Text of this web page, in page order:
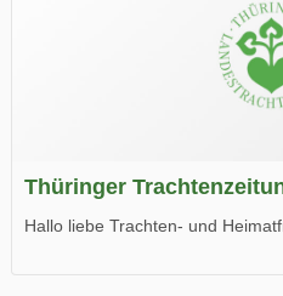
Thüringer
Hallo liebe Trachten- und